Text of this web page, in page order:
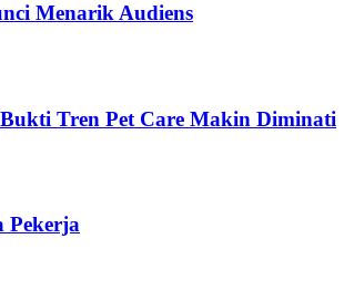
Menarik Audiens
Tren Pet Care Makin Diminati
Pekerja